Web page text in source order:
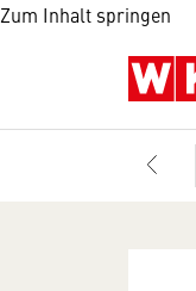
Zum Inhalt springen